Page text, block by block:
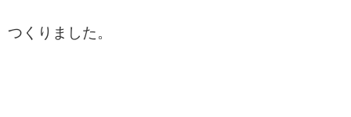
つくりました。